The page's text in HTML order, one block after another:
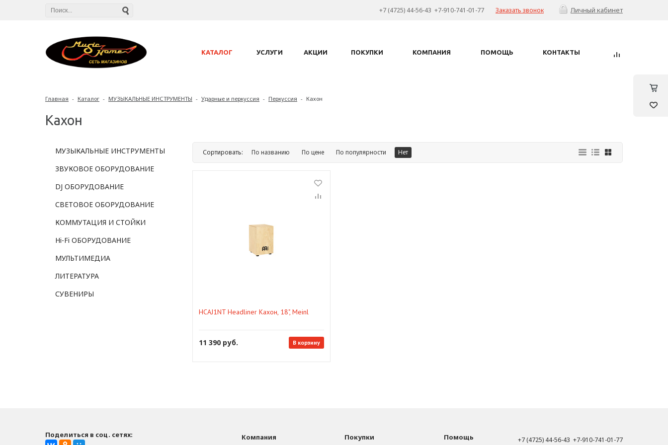
Личный кабинет
+7 (4725) 44-56-43 +7-910-741-01-77 Заказать звонок
КАТАЛОГ УСЛУГИ АКЦИИ ПОКУПКИ КОМПАНИЯ ПОМОЩЬ КОНТАКТЫ
Главная - Каталог - МУЗЫКАЛЬНЫЕ ИНСТРУМЕНТЫ - Ударные и перкуссия - Перкуссия - Кахон
Кахон
МУЗЫКАЛЬНЫЕ ИНСТРУМЕНТЫ
ЗВУКОВОЕ ОБОРУДОВАНИЕ
DJ ОБОРУДОВАНИЕ
СВЕТОВОЕ ОБОРУДОВАНИЕ
КОММУТАЦИЯ И СТОЙКИ
Hi-Fi ОБОРУДОВАНИЕ
МУЛЬТИМЕДИА
ЛИТЕРАТУРА
СУВЕНИРЫ
Сортировать: По названию По цене По популярности Нет
HCAJ1NT Headliner Кахон, 18", Meinl
11 390 руб. В корзину
Поделиться в соц. сетях: Компания Покупки Помощь +7 (4725) 44-56-43 +7-910-741-01-77